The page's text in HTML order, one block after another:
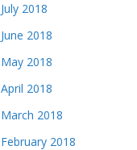
July 2018
June 2018
May 2018
April 2018
March 2018
February 2018